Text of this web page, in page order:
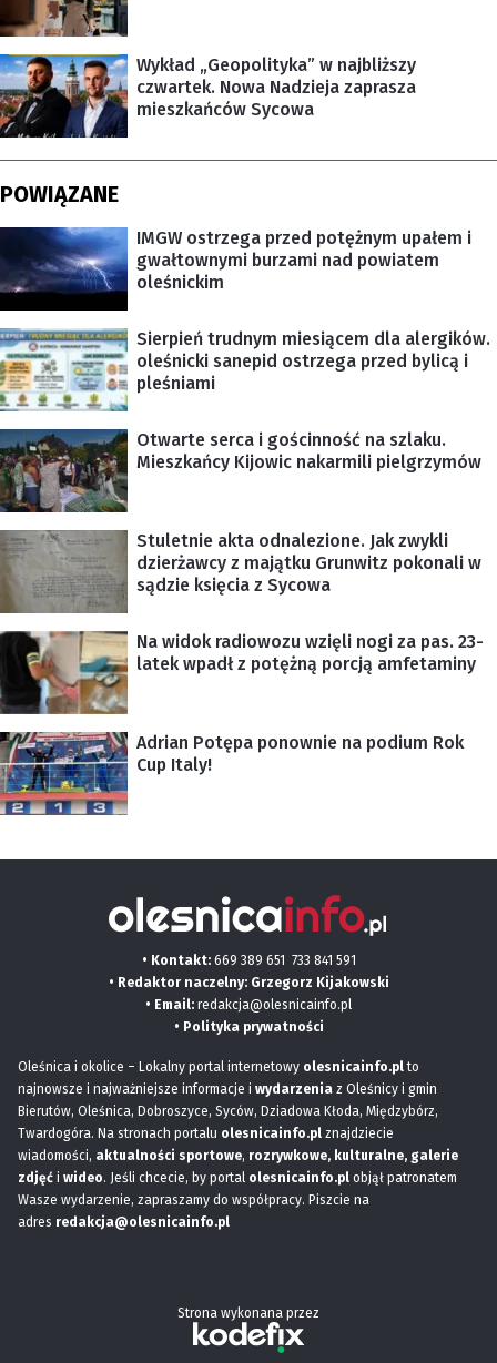
Wykład „Geopolityka” w najbliższy
czwartek. Nowa Nadzieja zaprasza
mieszkańców Sycowa
POWIĄZANE
IMGW ostrzega przed potężnym upałem i
gwałtownymi burzami nad powiatem
oleśnickim
Sierpień trudnym miesiącem dla alergików.
oleśnicki sanepid ostrzega przed bylicą i
pleśniami
Otwarte serca i gościnność na szlaku.
Mieszkańcy Kijowic nakarmili pielgrzymów
Stuletnie akta odnalezione. Jak zwykli
dzierżawcy z majątku Grunwitz pokonali w
sądzie księcia z Sycowa
Na widok radiowozu wzięli nogi za pas. 23-
latek wpadł z potężną porcją amfetaminy
Adrian Potępa ponownie na podium Rok
Cup Italy!
• Kontakt: 669 389 651 733 841 591
• Redaktor naczelny: Grzegorz Kijakowski
• Email: redakcja@olesnicainfo.pl
• Polityka prywatności
Oleśnica i okolice – Lokalny portal internetowy olesnicainfo.plto
najnowsze i najważniejsze informacje i wydarzenia z Oleśnicy i gmin
Bierutów, Oleśnica, Dobroszyce, Syców, Dziadowa Kłoda, Międzybórz,
Twardogóra. Na stronach portalu olesnicainfo.pl znajdziecie
wiadomości, aktualności sportowe, rozrywkowe, kulturalne, galerie
zdjęć i wideo. Jeśli chcecie, by portal olesnicainfo.pl objął patronatem
Wasze wydarzenie, zapraszamy do współpracy. Piszcie na
adres redakcja@olesnicainfo.pl
Strona wykonana przez